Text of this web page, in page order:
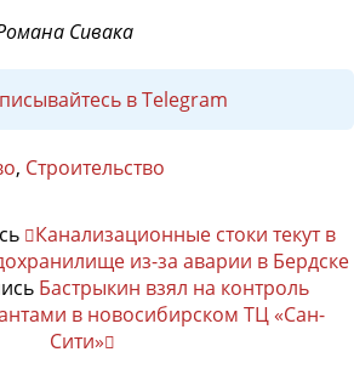
Сивака
в Telegram
, Строительство
Канализационные стоки текут в
из-за аварии в Бердске
Бастрыкин взял на контроль
в новосибирском ТЦ «Сан-
Сити»